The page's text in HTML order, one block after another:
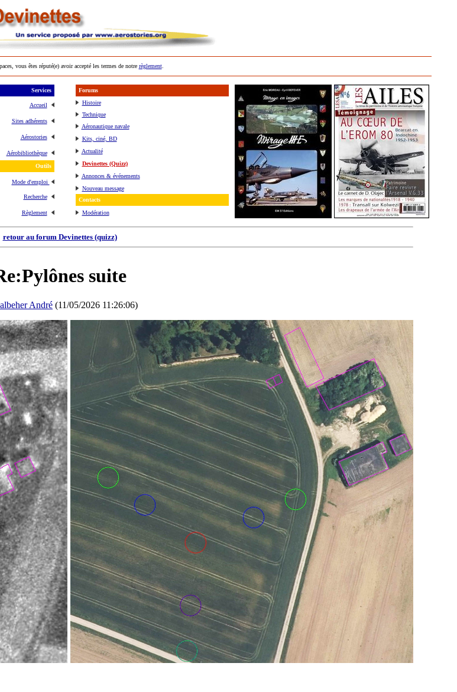
vous êtes réputé(e) avoir accepté les termes de notre règlement.
Services
Accueil
Sites adhérents
Aérostories
Aérobibliothèque
Outils
Mode d'emploi
Recherche
Règlement
Forums
Histoire
Technique
Aéronautique navale
Kits, ciné, BD
Actualité
Devinettes (Quizz)
Annonces & événements
Nouveau message
Contacts
Modération
retour au forum Devinettes (quizz)
suite
André (11/05/2026 11:26:06)